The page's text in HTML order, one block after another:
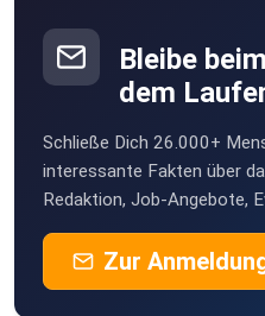
Hinterlasse mir eine
Spotify,
wenn dir diese Folge
Hosted on Acast. See
information.
Bleibe
dem
Schließe Dich 26.000+
interessante Fakten über
Redaktion, Job-Angebote,
Zur